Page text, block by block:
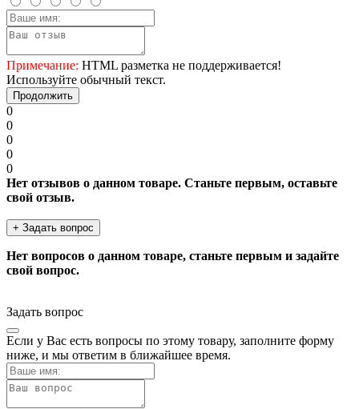
Примечание: HTML разметка не поддерживается!
Используйте обычный текст.
Продолжить
0
0
0
0
0
Нет отзывов о данном товаре. Станьте первым, оставьте
свой отзыв.
+ Задать вопрос
Нет вопросов о данном товаре, станьте первым и задайте
свой вопрос.
Задать вопрос
Если у Вас есть вопросы по этому товару, заполните форму
ниже, и мы ответим в ближайшее время.